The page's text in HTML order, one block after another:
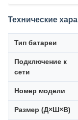
Технические
Тип батареи
Подключение к
сети
Номер модели
Размер (Д×Ш×В)